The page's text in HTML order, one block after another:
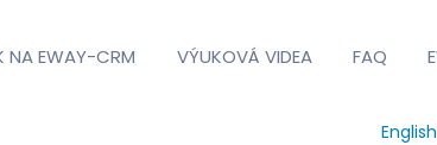
NA EWAY-CRM VÝUKOVÁ VIDEA FAQ
English